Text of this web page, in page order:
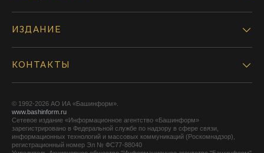
ИЗДАНИЕ
КОНТАКТЫ
© 1992-2026 АО ИА «Башинформ».
www.bashinform.ru
Сетевое издание «Информационное агентство «Башинформ»
зарегистрировано в Федеральной службе по надзору в сфере связи,
информационных технологий и массовых коммуникаций (Роскомнадзор),
регистрационный номер Эл № ФС77-88040